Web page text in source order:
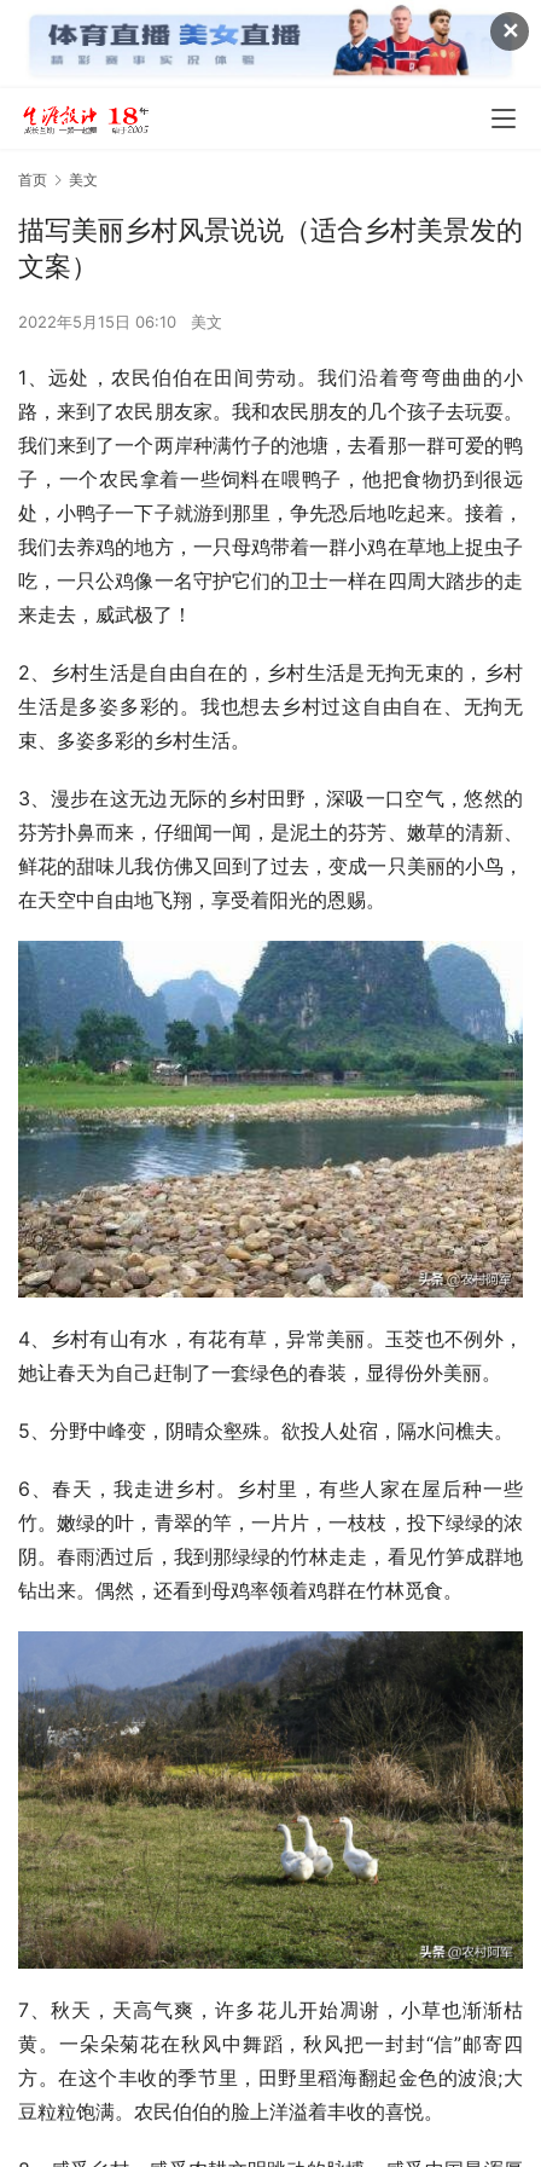
✕
首页 美文
描写美丽乡村风景说说（适合乡村美景发的
文案）
2022年5月15日 06:10 美文
1、远处，农民伯伯在田间劳动。我们沿着弯弯曲曲的小
路，来到了农民朋友家。我和农民朋友的几个孩子去玩耍。
我们来到了一个两岸种满竹子的池塘，去看那一群可爱的鸭
子，一个农民拿着一些饲料在喂鸭子，他把食物扔到很远
处，小鸭子一下子就游到那里，争先恐后地吃起来。接着，
我们去养鸡的地方，一只母鸡带着一群小鸡在草地上捉虫子
吃，一只公鸡像一名守护它们的卫士一样在四周大踏步的走
来走去，威武极了！
2、乡村生活是自由自在的，乡村生活是无拘无束的，乡村
生活是多姿多彩的。我也想去乡村过这自由自在、无拘无
束、多姿多彩的乡村生活。
3、漫步在这无边无际的乡村田野，深吸一口空气，悠然的
芬芳扑鼻而来，仔细闻一闻，是泥土的芬芳、嫩草的清新、
鲜花的甜味儿我仿佛又回到了过去，变成一只美丽的小鸟，
在天空中自由地飞翔，享受着阳光的恩赐。
4、乡村有山有水，有花有草，异常美丽。玉茭也不例外，
她让春天为自己赶制了一套绿色的春装，显得份外美丽。
5、分野中峰变，阴晴众壑殊。欲投人处宿，隔水问樵夫。
6、春天，我走进乡村。乡村里，有些人家在屋后种一些
竹。嫩绿的叶，青翠的竿，一片片，一枝枝，投下绿绿的浓
阴。春雨洒过后，我到那绿绿的竹林走走，看见竹笋成群地
钻出来。偶然，还看到母鸡率领着鸡群在竹林觅食。
7、秋天，天高气爽，许多花儿开始凋谢，小草也渐渐枯
黄。一朵朵菊花在秋风中舞蹈，秋风把一封封“信”邮寄四
方。在这个丰收的季节里，田野里稻海翻起金色的波浪;大
豆粒粒饱满。农民伯伯的脸上洋溢着丰收的喜悦。